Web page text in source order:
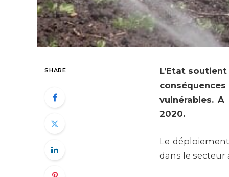
SHARE
L’Etat
vulnérables.
2020.
Le
dans le secteur